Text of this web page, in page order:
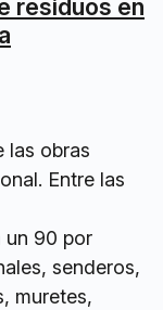
residuos en
las obras
Entre las
un 90 por
senderos,
muretes,